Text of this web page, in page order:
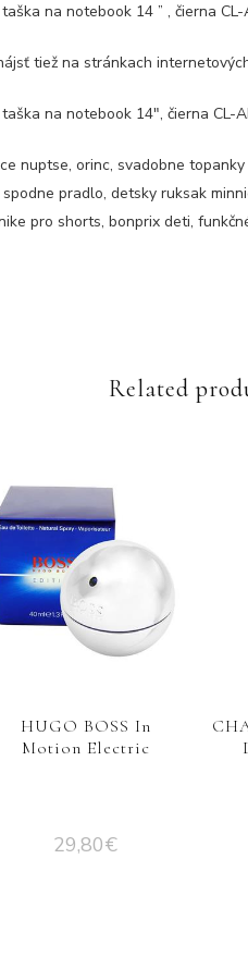
na notebook 14 ” , čierna
tiež na stránkach
na notebook 14″, čierna
nuptse, orinc, svadobne
pradlo, detsky ruksak
pro shorts, bonprix deti,
Related
HUGO BOSS In
Motion Electric
29,80€